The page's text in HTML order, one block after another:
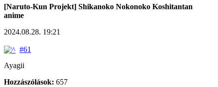
[Naruto-Kun Projekt] Shikanoko Nokonoko Koshitantan
anime
2024.08.28. 19:21
#61
Ayagii
Hozzászólások: 657